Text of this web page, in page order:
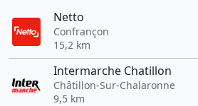
Netto
Confrançon
15,2 km
Intermarche Chatillon
Châtillon-Sur-Chalaronne
9,5 km